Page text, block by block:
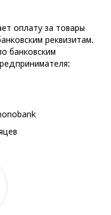
оплату за товары
реквизитам.
банковским